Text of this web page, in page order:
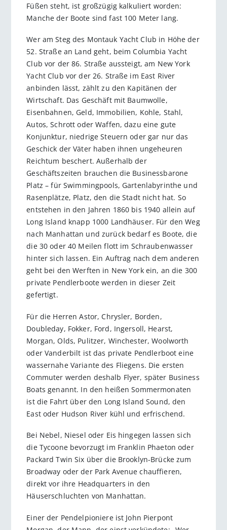
Füßen steht, ist großzügig kalkuliert worden:
Manche der Boote sind fast 100 Meter lang.
Wer am Steg des Montauk Yacht Club in Höhe der
52. Straße an Land geht, beim Columbia Yacht
Club vor der 86. Straße aussteigt, am New York
Yacht Club vor der 26. Straße im East River
anbinden lässt, zählt zu den Kapitänen der
Wirtschaft. Das Geschäft mit Baumwolle,
Eisenbahnen, Geld, Immobilien, Kohle, Stahl,
Autos, Schrott oder Waffen, dazu eine gute
Konjunktur, niedrige Steuern oder gar nur das
Geschick der Väter haben ihnen ungeheuren
Reichtum beschert. Außerhalb der
Geschäftszeiten brauchen die Businessbarone
Platz – für Swimmingpools, Gartenlabyrinthe und
Rasenplätze, Platz, den die Stadt nicht hat. So
entstehen in den Jahren 1860 bis 1940 allein auf
Long Island knapp 1000 Landhäuser. Für den Weg
nach Manhattan und zurück bedarf es Boote, die
die 30 oder 40 Meilen flott im Schraubenwasser
hinter sich lassen. Ein Auftrag nach dem anderen
geht bei den Werften in New York ein, an die 300
private Pendlerboote werden in dieser Zeit
gefertigt.
Für die Herren Astor, Chrysler, Borden,
Doubleday, Fokker, Ford, Ingersoll, Hearst,
Morgan, Olds, Pulitzer, Winchester, Woolworth
oder Vanderbilt ist das private Pendlerboot eine
wassernahe Variante des Fliegens. Die ersten
Commuter werden deshalb Flyer, später Business
Boats genannt. In den heißen Sommermonaten
ist die Fahrt über den Long Island Sound, den
East oder Hudson River kühl und erfrischend.
Bei Nebel, Niesel oder Eis hingegen lassen sich
die Tycoone bevorzugt im Franklin Phaeton oder
Packard Twin Six über die Brooklyn-Brücke zum
Broadway oder der Park Avenue chauffieren,
direkt vor ihre Headquarters in den
Häuserschluchten von Manhattan.
Einer der Pendelpioniere ist John Pierpont